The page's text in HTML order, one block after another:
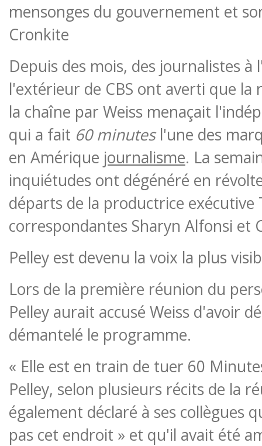
mensonges du gouvernement et
Cronkite
Depuis des mois, des journalistes
l'extérieur de CBS ont averti que
la chaîne par Weiss menaçait
qui a fait 60 minutesl'une des
en Amérique journalisme. La
inquiétudes ont dégénéré en
départs de la productrice exécutive
correspondantes Sharyn Alfonsi et
Pelley est devenu la voix la plus
Lors de la première réunion du
Pelley aurait accusé Weiss d'avoir
démantelé le programme.
« Elle est en train de tuer 60
Pelley, selon plusieurs récits de la
également déclaré à ses collègues
pas cet endroit » et qu'il avait été